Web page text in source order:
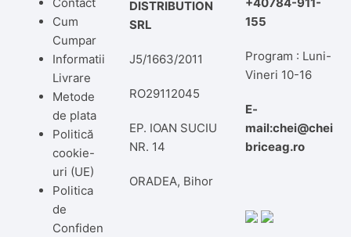
Cum
Cumpar
Informatii
Livrare
Metode
de plata
Politică
cookie-
uri (UE)
Politica
de
Confiden
DISTRIBUTION
SRL
J5/1663/2011
RO29112045
EP. IOAN SUCIU
NR. 14
ORADEA, Bihor
155
Program : Luni-
Vineri 10-16
E-
mail:chei@chei
briceag.ro